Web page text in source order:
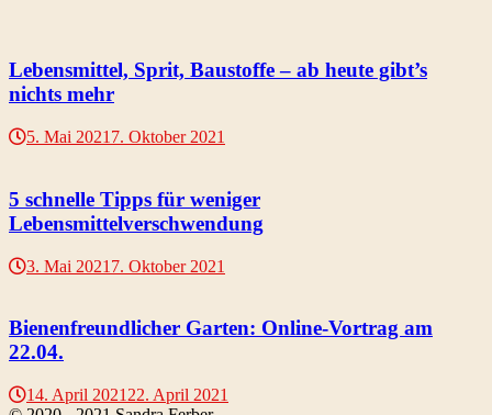
Lebensmittel, Sprit, Baustoffe – ab heute gibt’s
nichts mehr
5. Mai 2021 7. Oktober 2021
5 schnelle Tipps für weniger
Lebensmittelverschwendung
3. Mai 2021 7. Oktober 2021
Bienenfreundlicher Garten: Online-Vortrag am
22.04.
14. April 2021 22. April 2021